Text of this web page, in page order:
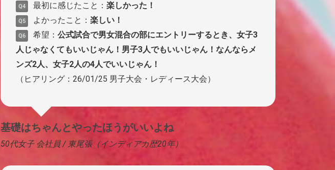
Q4 最初に感じたこと： 楽しかった！
Q5 よかったこと： 楽しい！
Q6 希望： 公式試合で男女混合の部にエントリーするとき、女子3
人じゃなくてもいいじゃん！男子3人でもいいじゃん！なんならメ
ンズ2人、女子2人の4人でいいじゃん！
（ヒアリング：26/01/25 男子大会・レディース大会）
基礎はちゃんとやったほうがいいよね
50代女子 会社員 / 東尾張（インディアカ歴20年）